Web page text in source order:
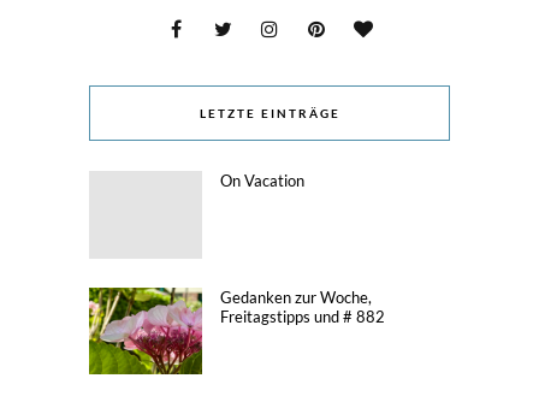
LETZTE EINTRÄGE
On Vacation
Gedanken zur Woche,
Freitagstipps und # 882